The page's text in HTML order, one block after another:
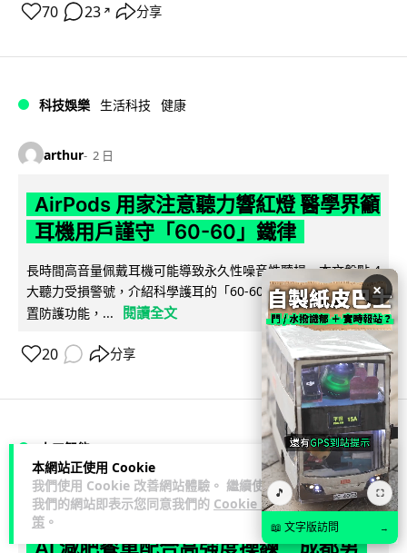
本網站正使用 Cookie
我們使用 Cookie 改善網站體驗。 繼續使用
我們的網站即表示您同意我們的 Cookie 政
策 。
70 23 ↗ 分享
科技娛樂 生活科技 健康
arthur 2 日
AirPods 用家注意聽力響紅燈 醫學界籲
耳機用戶謹守「60-60」鐵律
長時間高音量佩戴耳機可能導致永久性噪音性聽損。本文盤點 4
大聽力受損警號，介紹科學護耳的「60-60 原則」及 Apple 內
置防護功能，...
閱讀全文
20 分享
人工智能
arthur 2 日
AI 減肥餐單配合高強度操練 成都男
×
🎵 ⛶
📖 文字版訪問 →